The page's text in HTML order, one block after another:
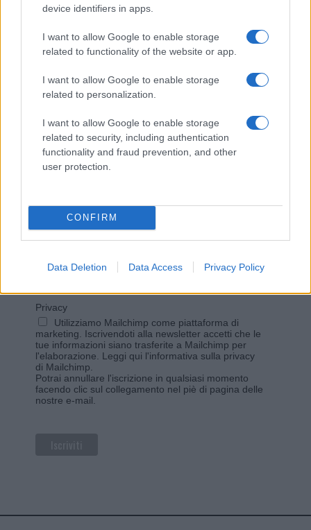
device identifiers in apps.
I want to allow Google to enable storage
related to functionality of the website or app.
I want to allow Google to enable storage
related to personalization.
I want to allow Google to enable storage
related to security, including authentication
functionality and fraud prevention, and other
user protection.
CONFIRM
Data Deletion Data Access Privacy Policy
Invia un Comunicato Stampa| Pubblicità Segnala
Vuoi rimanere sempre aggiornato?
email periodiche contenenti le ultime notizie pubblicate
sul sito web!
*
Privacy
Utilizziamo Mailchimp come piattaforma di
marketing. Iscrivendoti alla newsletter accetti che le
tue informazioni siano trasferite a Mailchimp per
l'elaborazione. Leggi qui l'informativa sulla privacy
di Mailchimp.
Potrai annullare l'iscrizione in qualsiasi momento
facendo clic sul collegamento nel piè di pagina delle
nostre e-mail.